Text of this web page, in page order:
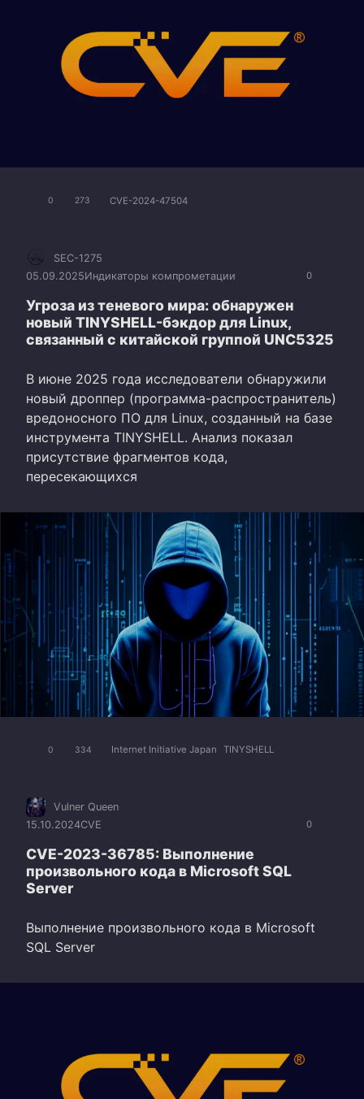
0 273 CVE-2024-47504
0
SEC-1275
05.09.2025Индикаторы компрометации
Угроза из теневого мира: обнаружен
новый TINYSHELL-бэкдор для Linux,
связанный с китайской группой UNC5325
В июне 2025 года исследователи обнаружили
новый дроппер (программа-распространитель)
вредоносного ПО для Linux, созданный на базе
инструмента TINYSHELL. Анализ показал
присутствие фрагментов кода,
пересекающихся
0 334 Internet Initiative Japan TINYSHELL
0
Vulner Queen
15.10.2024CVE
CVE-2023-36785: Выполнение
произвольного кода в Microsoft SQL
Server
Выполнение произвольного кода в Microsoft
SQL Server